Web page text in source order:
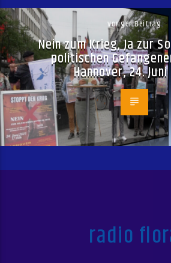
voriger Beitrag
Nein zum Krieg, Ja zur
politischen
Hannover, 24.
radio